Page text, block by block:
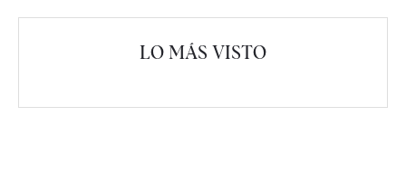
LO MÁS VISTO